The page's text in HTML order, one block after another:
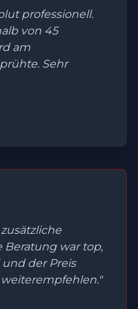
professionell.
von 45
am
Sehr
Beratung war top,
der Preis